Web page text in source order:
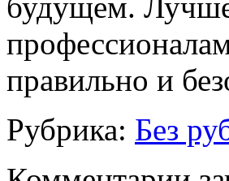
правильно и
Рубрика: Без